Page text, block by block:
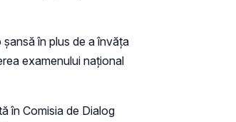
în plus de a învăța
examenului național
în Comisia de Dialog